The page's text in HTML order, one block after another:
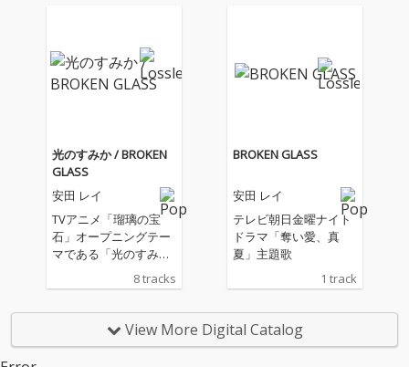
コンピレーションアル
バムのジャケットに
は、SACRA MUSICのマ
ラストをレーベル設立
当初から手掛けてきた
イラストレーター・Mi
ka Pikazo氏による、
新規描きおろしの「SA
CRAちゃん」イラスト
を起用。
光のすみか / BROKEN
GLASS
安田 レイ
TVアニメ「瑠璃の宝
石」オープニングテー
マである「光のすみ
か」と新曲「BROKEN
GLASS」を収録
8 tracks
BROKEN GLASS
安田 レイ
テレビ朝日金曜ナイト
ドラマ「奪い愛、真
夏」主題歌
1 track
View More Digital Catalog